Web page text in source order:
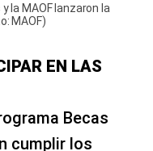
la MAOF lanzaron la
MAOF)
EN LAS
Becas
cumplir los